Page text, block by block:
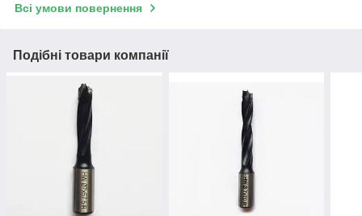
Всі умови повернення
Подібні товари компанії